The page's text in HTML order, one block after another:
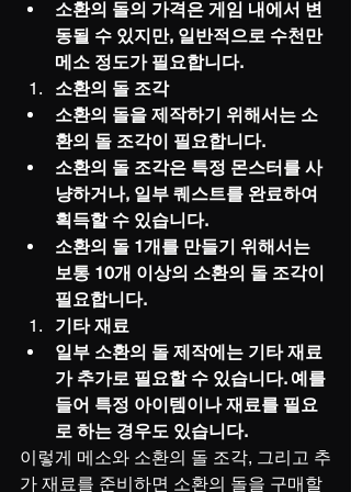
소환의 돌의 가격은 게임 내에서 변
동될 수 있지만, 일반적으로 수천만
메소 정도가 필요합니다.
소환의 돌 조각
소환의 돌을 제작하기 위해서는 소
환의 돌 조각이 필요합니다.
소환의 돌 조각은 특정 몬스터를 사
냥하거나, 일부 퀘스트를 완료하여
획득할 수 있습니다.
소환의 돌 1개를 만들기 위해서는
보통 10개 이상의 소환의 돌 조각이
필요합니다.
기타 재료
일부 소환의 돌 제작에는 기타 재료
가 추가로 필요할 수 있습니다. 예를
들어 특정 아이템이나 재료를 필요
로 하는 경우도 있습니다.
이렇게 메소와 소환의 돌 조각, 그리고 추
가 재료를 준비하면 소환의 돌을 구매할